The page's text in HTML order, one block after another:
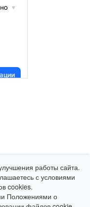
работы сайта.
с условиями
cookies.
Положениями о